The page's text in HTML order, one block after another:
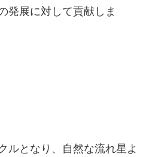
発展に対して貢献しま
ルとなり、自然な流れ星よ